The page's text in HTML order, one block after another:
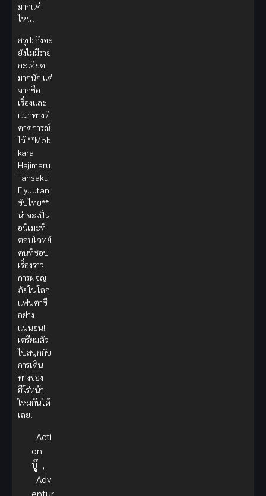
มากแค่
ไหน!
สรุป: ถึงจะ
ยังไม่มีราย
ละเอียด
มากนัก แต่
จากชื่อ
เรื่องและ
แนวทางที่
คาดการณ์
ไว้ **Mob
kara
Hajimaru
Tansaku
Eiyuutan
ซับไทย**
น่าจะเป็น
อนิเมะที่
ตอบโจทย์
คนที่ชอบ
เรื่องราว
การผจญ
ภัยในโลก
แฟนตาซี
อย่าง
แน่นอน!
เตรียมตัว
ไปสนุกกับ
การเดิน
ทางของ
ฮีโร่หน้า
ใหม่กันได้
เลย!
Acti
on
บู๊ ,
Adv
entur